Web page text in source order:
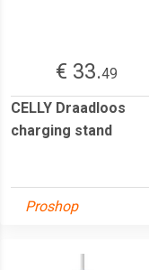
€ 33.49
CELLY Draadloos
charging stand
Proshop